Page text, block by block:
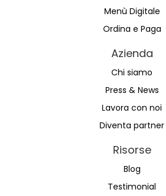
Menù Digitale
Ordina e Paga
Azienda
Chi siamo
Press & News
Lavora con noi
Diventa partner
Risorse
Blog
Testimonial